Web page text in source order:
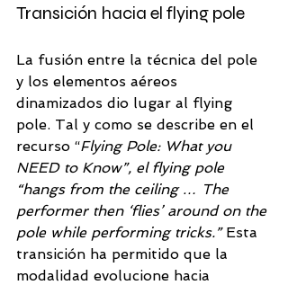
Transición hacia el flying pole
La fusión entre la técnica del pole
y los elementos aéreos
dinamizados dio lugar al flying
pole. Tal y como se describe en el
recurso “Flying Pole: What you
NEED to Know”, el flying pole
“hangs from the ceiling … The
performer then ‘flies’ around on the
pole while performing tricks.” Esta
transición ha permitido que la
modalidad evolucione hacia